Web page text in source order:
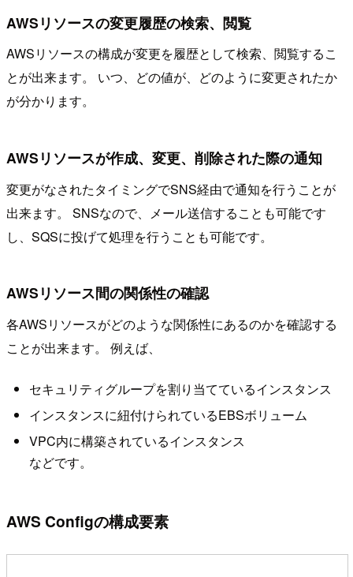
AWSリソースの変更履歴の検索、閲覧
AWSリソースの構成が変更を履歴として検索、閲覧するこ
とが出来ます。 いつ、どの値が、どのように変更されたか
が分かります。
AWSリソースが作成、変更、削除された際の通知
変更がなされたタイミングでSNS経由で通知を行うことが
出来ます。 SNSなので、メール送信することも可能です
し、SQSに投げて処理を行うことも可能です。
AWSリソース間の関係性の確認
各AWSリソースがどのような関係性にあるのかを確認する
ことが出来ます。 例えば、
セキュリティグループを割り当てているインスタンス
インスタンスに紐付けられているEBSボリューム
VPC内に構築されているインスタンス
などです。
AWS Configの構成要素